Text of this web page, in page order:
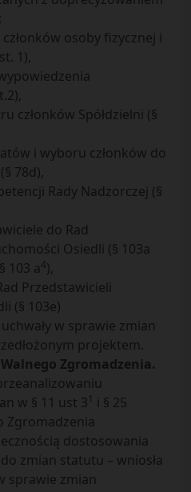
osoby fizycznej i
1),
członków Spółdzielni (§
i wyboru członków do
78d),
Rady Nadzorczej (§
do Rad
Osiedli (§ 103a
103 a4),
Przedstawicieli
(§ 103e)
w sprawie zmian
projektem.
Zgromadzenia.
w § 11 ust 3 1
i § 25
Zgromadzenia
dostosowania
zmian statutu – wniosła
sprawie zmian